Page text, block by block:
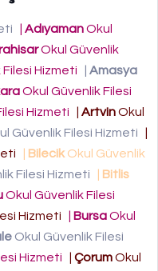
AdıyamanOkul
Okul Güvenlik
Hizmeti
Amasya
Okul Güvenlik Filesi
Hizmeti ArtvinOkul
Güvenlik Filesi Hizmeti
BilecikOkul Güvenlik
Filesi Hizmeti
Bitlis
Okul Güvenlik Filesi
Hizmeti BursaOkul
Okul Güvenlik Filesi
Hizmeti ÇorumOkul